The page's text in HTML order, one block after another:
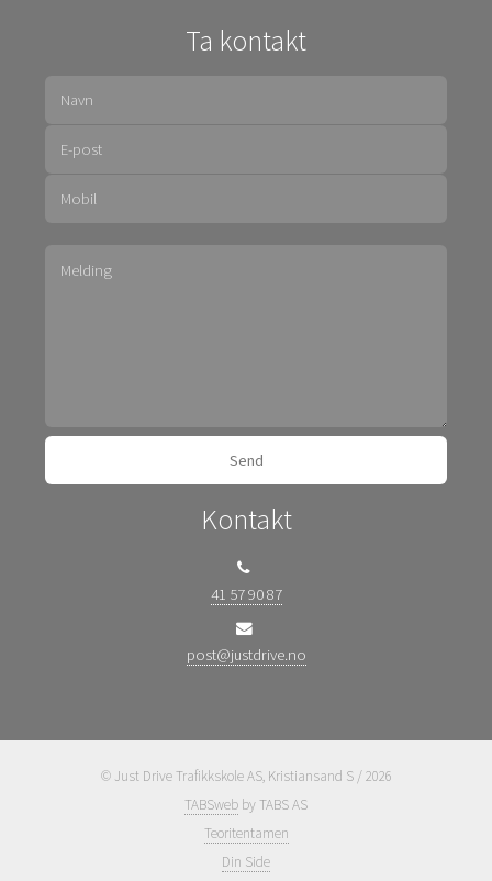
Ta kontakt
Kontakt
41 57 90 87
post@justdrive.no
© Just Drive Trafikkskole AS, Kristiansand S / 2026
TABSweb by TABS AS
Teoritentamen
Din Side